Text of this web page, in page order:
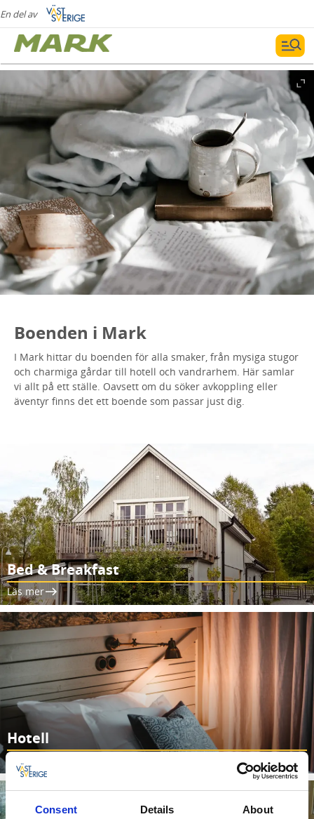
Consent Details About
En del av
Boenden i Mark
I Mark hittar du boenden för alla smaker, från mysiga stugor
och charmiga gårdar till hotell och vandrarhem. Här samlar
vi allt på ett ställe. Oavsett om du söker avkoppling eller
äventyr finns det ett boende som passar just dig.
Bed & Breakfast
Läs mer
Hotell